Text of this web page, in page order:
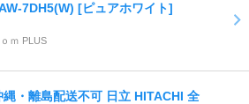
7DH5(W) [ピュアホワイト]
ｍ PLUS
縄・離島配送不可 日立 HITACHI 全